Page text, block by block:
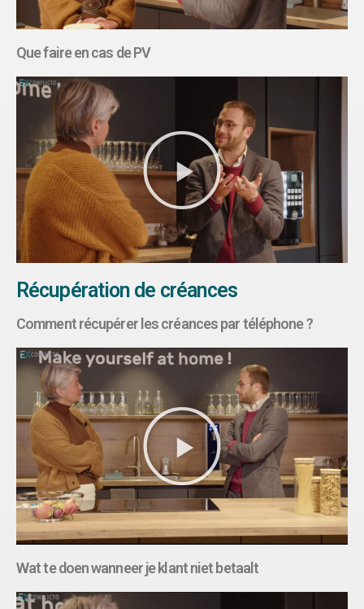
Que faire en cas de PV
Récupération de créances
Comment récupérer les créances par téléphone ?
Wat te doen wanneer je klant niet betaalt